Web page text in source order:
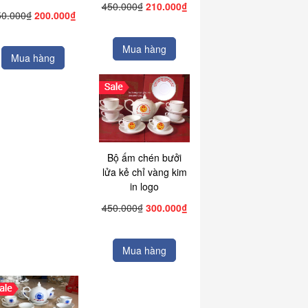
200.000₫
Mua hàng
450.000₫ 210.000₫
Mua hàng
Bộ ấm chén bưởi
lửa kẻ chỉ vàng kim
in logo
450.000₫ 300.000₫
Mua hàng